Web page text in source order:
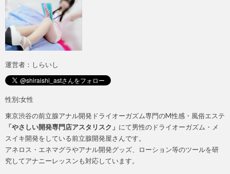
運営者：しらいし
性別:女性
東京渋谷の前立腺アナル開発ドライオーガズム専門のM性感・風俗エステ
「やさしい開発専門店アスタリスク」 にて男性のドライオーガズム・メ
スイキ開発をしている前立腺開発屋さんです。
アネロス・エネマグラやアナル開発グッズ、ローション等のツールを研
究してアナニーレッスンも対応しています。